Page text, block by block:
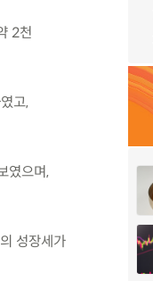
2천
고,
였으며,
성장세가